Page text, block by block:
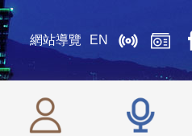
網站導覽 EN